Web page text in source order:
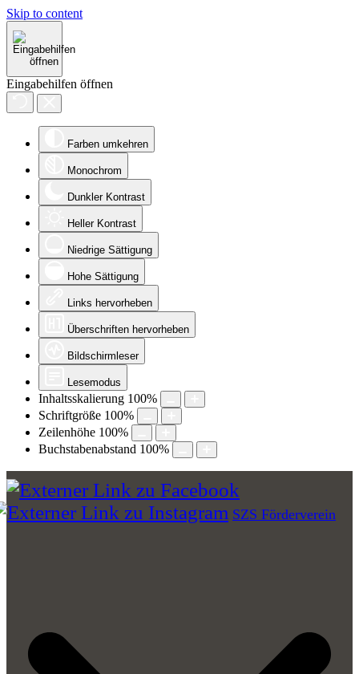
Skip to content
Eingabehilfen öffnen
Farben umkehren
Monochrom
Dunkler Kontrast
Heller Kontrast
Niedrige Sättigung
Hohe Sättigung
Links hervorheben
Überschriften hervorheben
Bildschirmleser
Lesemodus
Inhaltsskalierung 100%
Schriftgröße 100%
Zeilenhöhe 100%
Buchstabenabstand 100%
SZS Förderverein